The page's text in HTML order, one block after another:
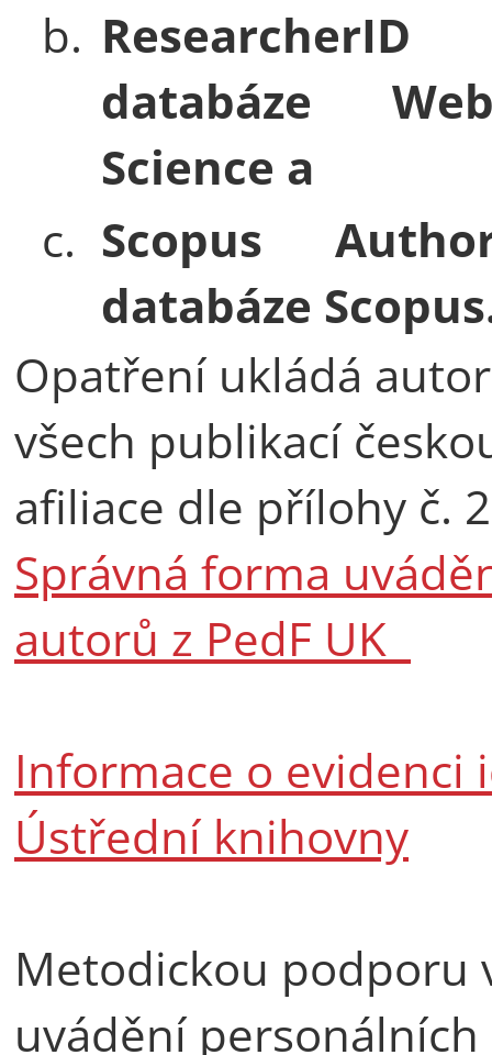
b. ResearcherID
databáze
Science a
c. Scopus
databáze
Opatření ukládá
všech publikací
afiliace dle přílohy č.
Správná forma
autorů z PedF UK
Informace o
Ústřední knihovny
Metodickou podporu
uvádění